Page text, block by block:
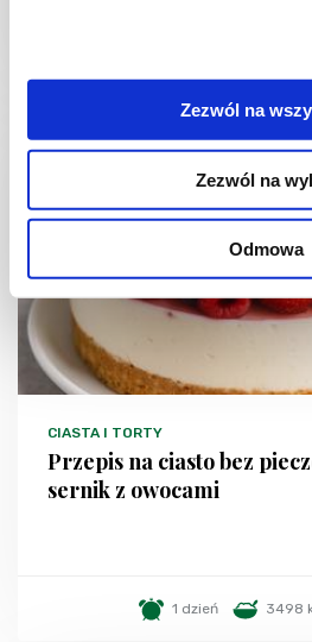
Zezwól na
Zezwól na
Odmowa
CIASTA I TORTY
Przepis na ciasto bez
sernik z owocami
1 dzień 3498